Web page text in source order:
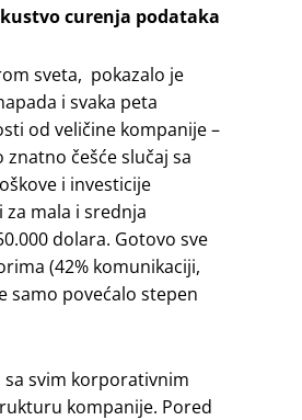
curenja podataka
sveta, pokazalo je
i svaka peta
od veličine kompanije –
češće slučaj sa
i investicije
mala i srednja
dolara. Gotovo sve
(42% komunikaciji,
samo povećalo stepen
sa svim korporativnim
kompanije. Pored